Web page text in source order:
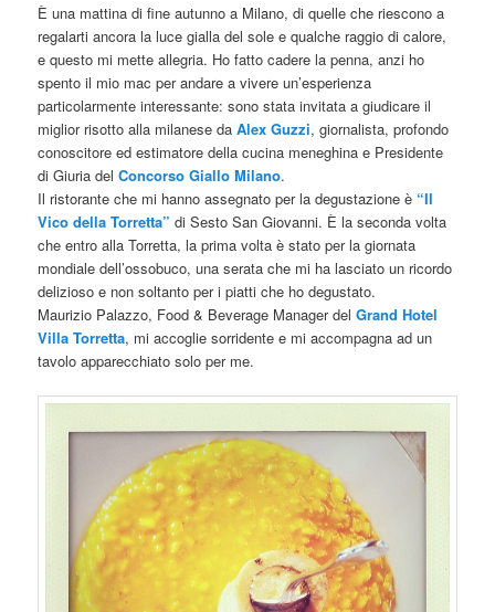
È una mattina di fine autunno a Milano, di quelle che riescono a
regalarti ancora la luce gialla del sole e qualche raggio di calore,
e questo mi mette allegria. Ho fatto cadere la penna, anzi ho
spento il mio mac per andare a vivere un’esperienza
particolarmente interessante: sono stata invitata a giudicare il
miglior risotto alla milanese daAlex Guzzi, giornalista, profondo
conoscitore ed estimatore della cucina meneghina e Presidente
di Giuria delConcorso Giallo Milano.
Il ristorante che mi hanno assegnato per la degustazione è “Il
Vico della Torretta” di Sesto San Giovanni. È la seconda volta
che entro alla Torretta, la prima volta è stato per la giornata
mondiale dell’ossobuco, una serata che mi ha lasciato un ricordo
delizioso e non soltanto per i piatti che ho degustato.
Maurizio Palazzo, Food & Beverage Manager delGrand Hotel
Villa Torretta, mi accoglie sorridente e mi accompagna ad un
tavolo apparecchiato solo per me.